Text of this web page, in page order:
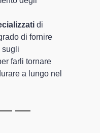
di
di fornire
sugli
farli tornare
a lungo nel